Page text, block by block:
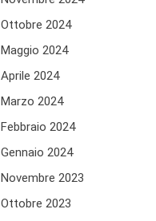
Ottobre 2024
Maggio 2024
Aprile 2024
Marzo 2024
Febbraio 2024
Gennaio 2024
Novembre 2023
Ottobre 2023